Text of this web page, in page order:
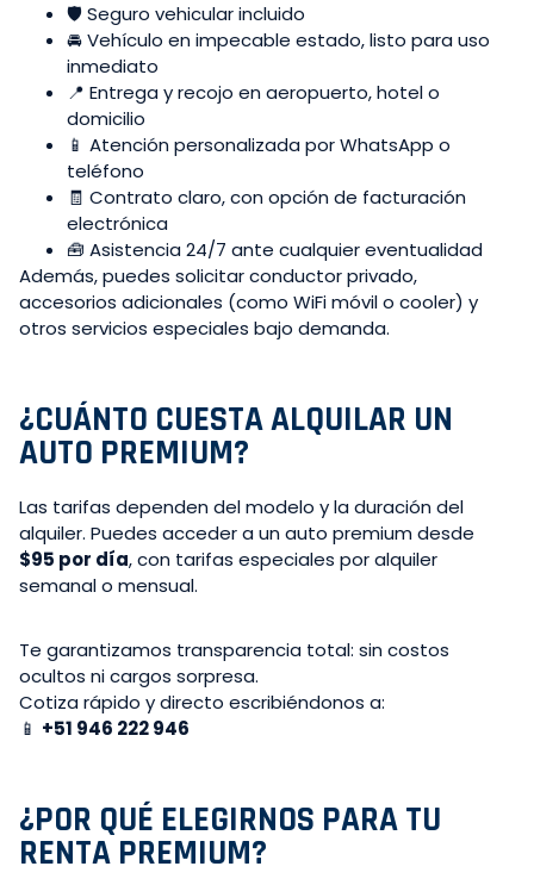
🛡️ Seguro vehicular incluido
🚘 Vehículo en impecable estado, listo para uso
inmediato
📍 Entrega y recojo en aeropuerto, hotel o
domicilio
📱 Atención personalizada por WhatsApp o
teléfono
🧾 Contrato claro, con opción de facturación
electrónica
🧰 Asistencia 24/7 ante cualquier eventualidad
Además, puedes solicitar conductor privado,
accesorios adicionales (como WiFi móvil o cooler) y
otros servicios especiales bajo demanda.
¿CUÁNTO CUESTA ALQUILAR UN
AUTO PREMIUM?
Las tarifas dependen del modelo y la duración del
alquiler. Puedes acceder a un auto premium desde
$95 por día, con tarifas especiales por alquiler
semanal o mensual.
Te garantizamos transparencia total: sin costos
ocultos ni cargos sorpresa.
Cotiza rápido y directo escribiéndonos a:
📱 +51 946 222 946
¿POR QUÉ ELEGIRNOS PARA TU
RENTA PREMIUM?